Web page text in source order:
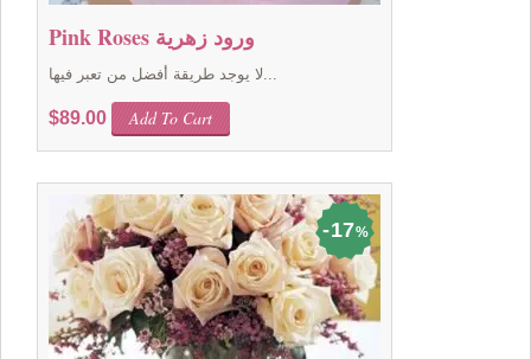
Pink Roses ورود زهرية
لا يوجد طريقة أفضل من تعبر فيها...
$89.00 Add To Cart
17%